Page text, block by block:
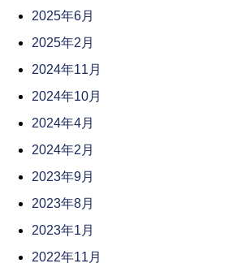
2025年6月
2025年2月
2024年11月
2024年10月
2024年4月
2024年2月
2023年9月
2023年8月
2023年1月
2022年11月